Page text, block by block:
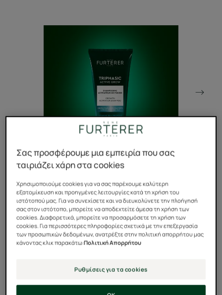
Το σαμπουάν ενεργοποίησης της ανάπτυξης κινητοποιεί
τη μικροκυκλοφορία από τη ρίζα για ταχύτερη ανάπτυξη
και πιο μακριά μαλλιά.
Η ανάλαφρη σύνθεσή του δεν βαραίνει τα μαλλιά.
Μια σύνθεση εμπλουτισμένη με ένα σύμπλεγμα που
Σας προσφέρουμε μια εμπειρία που σας
ταιριάζει χάρη στα cookies
Χρησιμοποιούμε cookies για να σας παρέχουμε καλύτερη
εξατομίκευση και προηγμένες λειτουργίες κατά τη χρήση του
ιστότοπού μας. Για να συνεχίσετε και να διευκολύνετε την πλοήγησή
σας στον ιστότοπο, μπορείτε να αποδεχτείτε άμεσα τη χρήση των
cookies. Διαφορετικά, μπορείτε να προσαρμόσετε τη χρήση των
cookies. Για περισσότερες πληροφορίες σχετικά με την επεξεργασία
των προσωπικών δεδομένων, ανατρέξτε στην πολιτική απορρήτου μας
κάνοντας κλικ παρακάτω:Πολιτική Απορρήτου
Ρυθμίσεις για τα cookies